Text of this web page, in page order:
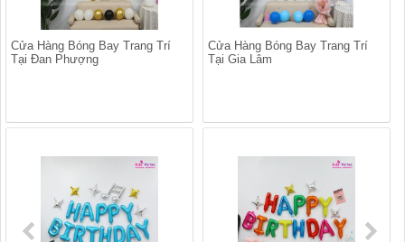
Cửa Hàng Bóng Bay Trang Trí
Tại Đan Phượng
Cửa Hàng Bóng Bay Trang Trí
Tại Gia Lâm